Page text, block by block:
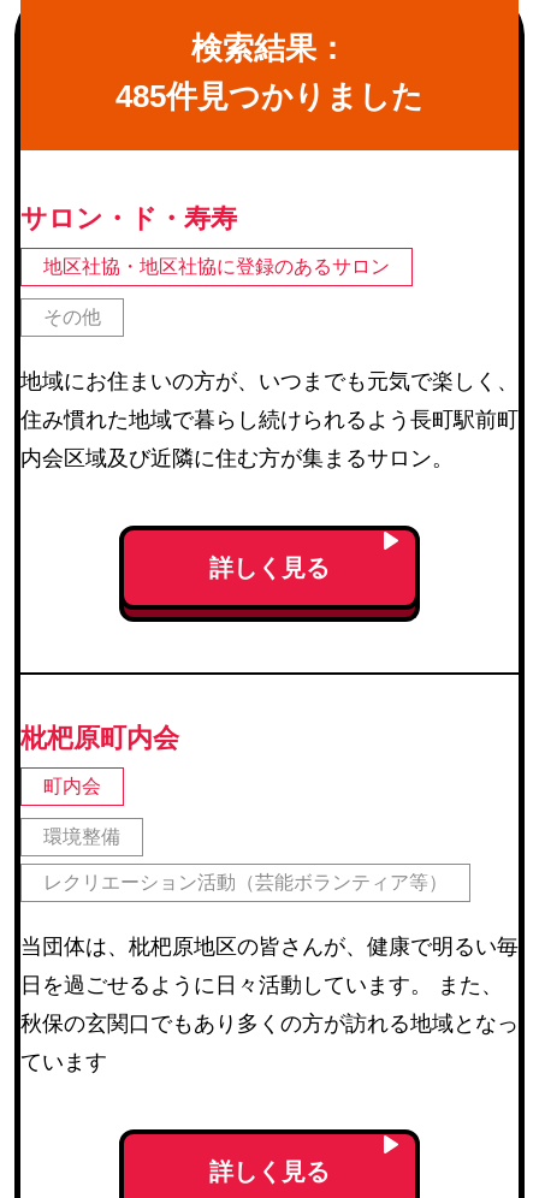
地区社協・地区社協に登録のあるサロン
仙台市河川愛護活動団体・仙台市公園愛護協力会
教育関連施設
その他(14)
活動内容
障害のある方等の作業補助 (17)
環境整備(254)
レクリエーション活動（芸能ボランティア等）
利用者との交流（傾聴ボランティア、勉強や遊び相
(182)
調理ボランティア(18)
障害のある方の作業補助
外出補助
その他(173)
青葉区(111)
宮城野区(77)
若林区(49)
(130)
青葉区（宮城総合支所管内）(21)
検索結果：
485件見つかりました
サロン・ド・寿寿
地区社協・地区社協に登録のあるサロン
その他
地域にお住まいの方が、いつまでも元気で楽しく、
住み慣れた地域で暮らし続けられるよう長町駅前町
内会区域及び近隣に住む方が集まるサロン。
詳しく見る
枇杷原町内会
町内会
環境整備
レクリエーション活動（芸能ボランティア等）
当団体は、枇杷原地区の皆さんが、健康で明るい毎
日を過ごせるように日々活動しています。 また、
秋保の玄関口でもあり多くの方が訪れる地域となっ
ています
詳しく見る